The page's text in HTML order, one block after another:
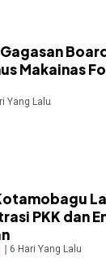
Makainas
Yang Lalu
PKK dan
6 Hari Yang Lalu